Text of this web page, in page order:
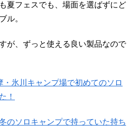
夏フェスでも、場面を選ばずにど
ル。
が、ずっと使える良い製品なので
・氷川キャンプ場で初めてのソロ
！
のソロキャンプで持っていた持ち